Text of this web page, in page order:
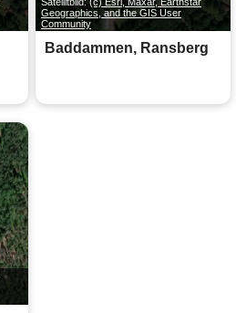
Geographics, and the GIS User
Community
Baddammen, Ransberg